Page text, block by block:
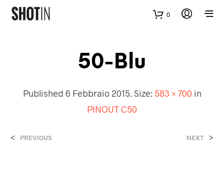
0
50-Blu
Published 6 Febbraio 2015. Size: 583 × 700in
PINOUT C50
< PREVIOUS NEXT >